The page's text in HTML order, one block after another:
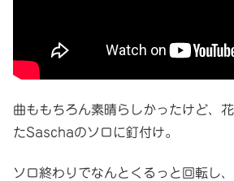
曲ももちろん素晴らしかったけど、
たSaschaのソロに釘付け。
ソロ終わりでなんとくるっと回転し